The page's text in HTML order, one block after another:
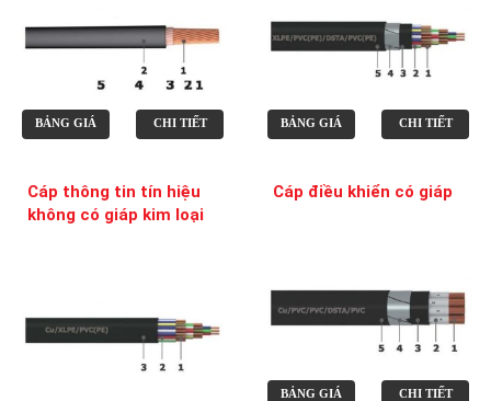
BẢNG GIÁ CHI TIẾT BẢNG GIÁ CHI TIẾT
Cáp thông tin tín hiệu
không có giáp kim loại
Cáp điều khiển có giáp
BẢNG GIÁ CHI TIẾT